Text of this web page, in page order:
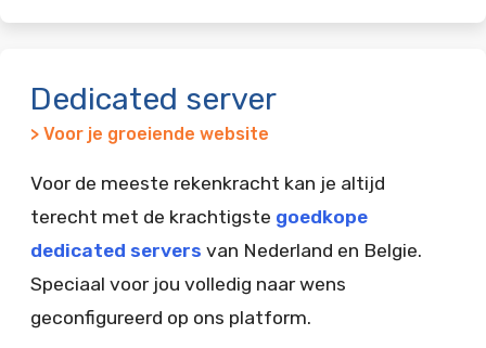
Dedicated server
> Voor je groeiende website
Voor de meeste rekenkracht kan je altijd
terecht met de krachtigste goedkope
dedicated servers van Nederland en Belgie.
Speciaal voor jou volledig naar wens
geconfigureerd op ons platform.